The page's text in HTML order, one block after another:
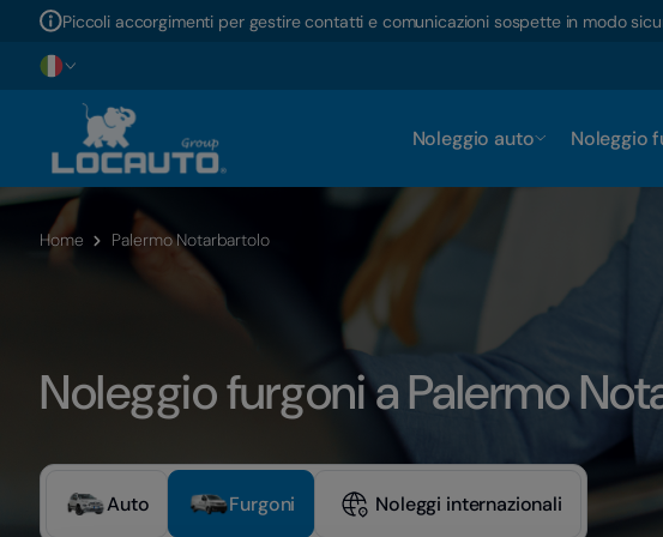
Piccoli accorgimenti per gestire contatti e comunicazioni sospette in modo
Noleggio auto Noleggio
Home Palermo Notarbartolo
Noleggio furgoni a Palermo
Auto Furgoni Noleggi internazionali